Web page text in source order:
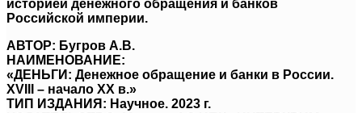
историей денежного обращения и банков
Российской империи.
АВТОР: Бугров А.В.
НАИМЕНОВАНИЕ:
«ДЕНЬГИ: Денежное обращение и банки в России.
XVIII – начало XX в.»
ТИП ИЗДАНИЯ: Научное. 2023 г.